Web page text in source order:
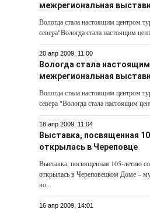
межрегиональная
Вологда стала настоящим центром
севера"Вологда стала настоящим
20 апр 2009, 11:00
Вологда стала
межрегиональная
Вологда стала настоящим центром
севера "Вологда стала настоящим
18 апр 2009, 11:04
Выставка, посвященная
открылась в Череповце
Выставка, посвященная 105-летию
открылась в Череповецком Доме –
во...
16 апр 2009, 14:01